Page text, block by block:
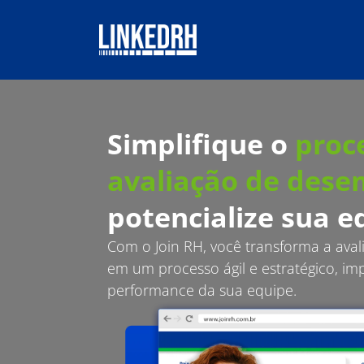
Simplifique o
avaliação de
potencialize sua
Com o Join RH, você transforma a
em um processo ágil e estratégico,
performance da sua equipe.